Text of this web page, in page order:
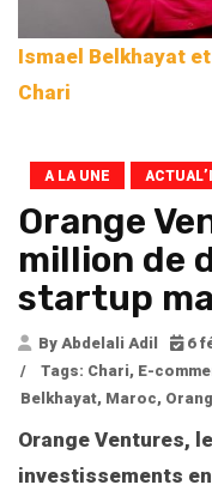
Ismael Belkhayat
Chari
A LA UNE
Orange
million de
startup
By Abdelali Adil
6
/
Tags: Chari, E-
Belkhayat, Maroc,
Orange Ventures,
investissements